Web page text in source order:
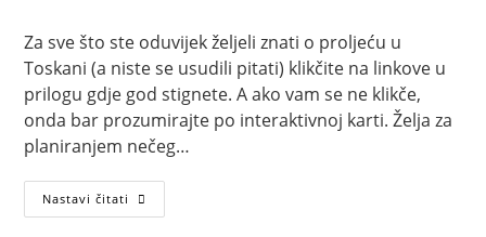
Za sve što ste oduvijek željeli znati o proljeću u
Toskani (a niste se usudili pitati) klikčite na linkove u
prilogu gdje god stignete. A ako vam se ne klikče,
onda bar prozumirajte po interaktivnoj karti. Želja za
planiranjem nečeg…
Nastavi čitati Proljeće
u